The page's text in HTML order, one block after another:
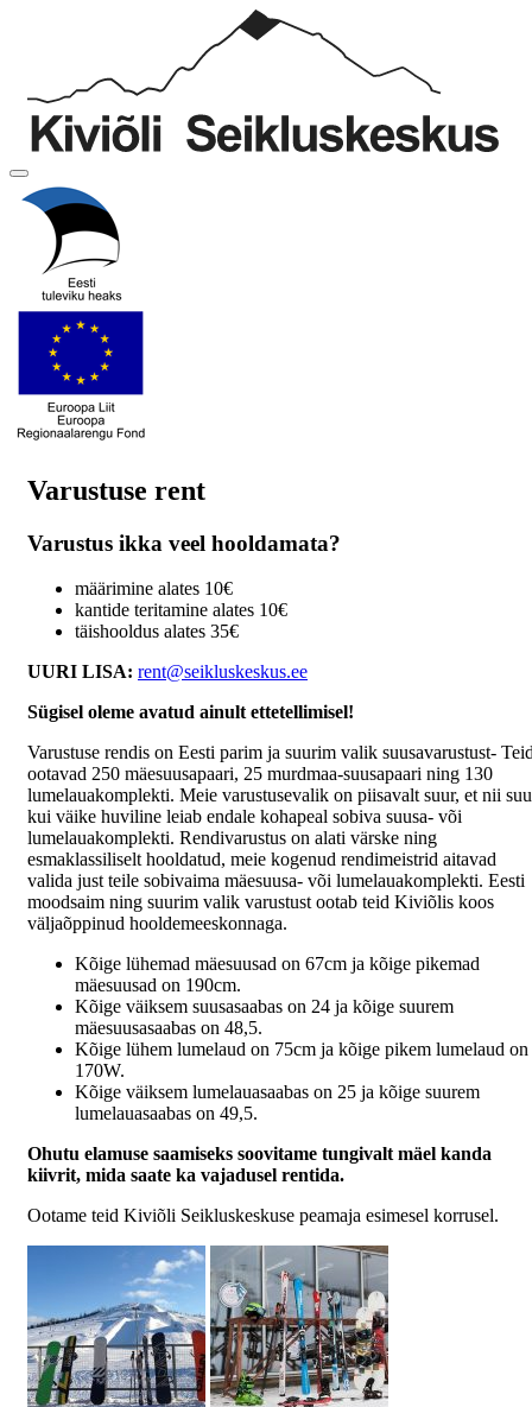
Varustuse rent
Varustus ikka veel hooldamata?
määrimine alates 10€
kantide teritamine alates 10€
täishooldus alates 35€
UURI LISA: rent@seikluskeskus.ee
Sügisel oleme avatud ainult ettetellimisel!
Varustuse rendis on Eesti parim ja suurim valik suusavarustust-
ootavad 250 mäesuusapaari, 25 murdmaa-suusapaari ning 130
lumelauakomplekti. Meie varustusevalik on piisavalt suur, et nii
kui väike huviline leiab endale kohapeal sobiva suusa- või
lumelauakomplekti. Rendivarustus on alati värske ning
esmaklassiliselt hooldatud, meie kogenud rendimeistrid aitavad
valida just teile sobivaima mäesuusa- või lumelauakomplekti. Eesti
moodsaim ning suurim valik varustust ootab teid Kiviõlis koos
väljaõppinud hooldemeeskonnaga.
Kõige lühemad mäesuusad on 67cm ja kõige pikemad
mäesuusad on 190cm.
Kõige väiksem suusasaabas on 24 ja kõige suurem
mäesuusasaabas on 48,5.
Kõige lühem lumelaud on 75cm ja kõige pikem lumelaud on
170W.
Kõige väiksem lumelauasaabas on 25 ja kõige suurem
lumelauasaabas on 49,5.
Ohutu elamuse saamiseks soovitame tungivalt mäel kanda
kiivrit, mida saate ka vajadusel rentida.
Ootame teid Kiviõli Seikluskeskuse peamaja esimesel korrusel.